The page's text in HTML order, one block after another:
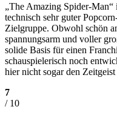
„The Amazing Spider-Man“
technisch sehr guter
Zielgruppe. Obwohl schön
spannungsarm und voller
solide Basis für einen
schauspielerisch noch
hier nicht sogar den
7
/ 10